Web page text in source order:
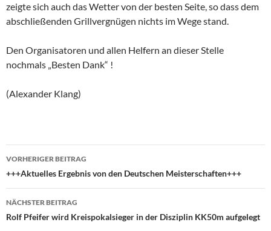
zeigte sich auch das Wetter von der besten Seite, so dass dem
abschließenden Grillvergnügen nichts im Wege stand.
Den Organisatoren und allen Helfern an dieser Stelle
nochmals „Besten Dank“ !
(Alexander Klang)
Beitragsnavigation
VORHERIGER BEITRAG
+++Aktuelles Ergebnis von den Deutschen Meisterschaften+++
NÄCHSTER BEITRAG
Rolf Pfeifer wird Kreispokalsieger in der Disziplin KK50m aufgelegt